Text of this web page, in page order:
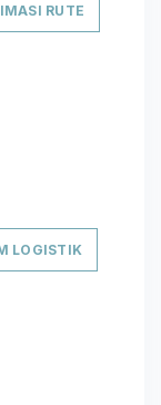
RUTE
LOGISTIK